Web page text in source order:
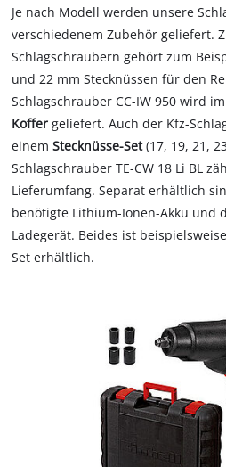
Je nach Modell werden unsere
verschiedenem Zubehör geliefert.
Schlagschraubern gehört zum
und 22 mm Stecknüssen für den
Schlagschrauber CC-IW 950 wird im
Koffer geliefert. Auch der Kfz-
einemStecknüsse-Set(17, 19, 21,
Schlagschrauber TE-CW 18 Li BL
Lieferumfang. Separat erhältlich
benötigte Lithium-Ionen-Akku und
Ladegerät. Beides ist
Set erhältlich.